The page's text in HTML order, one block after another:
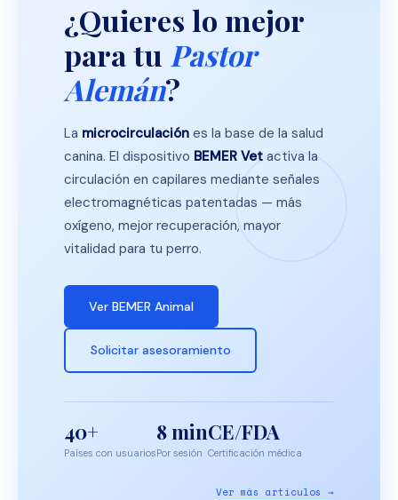
¿Quieres lo mejor
para tu Pastor
Alemán?
La microcirculación es la base de la salud
canina. El dispositivo BEMER Vet activa la
circulación en capilares mediante señales
electromagnéticas patentadas — más
oxígeno, mejor recuperación, mayor
vitalidad para tu perro.
Ver BEMER Animal
Solicitar asesoramiento
40+
Países con usuarios
8 min
Por sesión
CE/FDA
Certificación médica
Ver más artículos →